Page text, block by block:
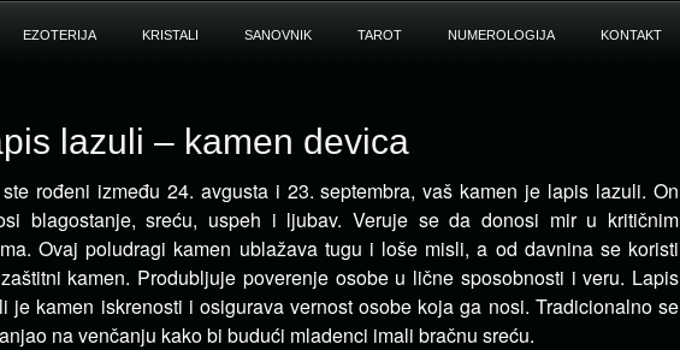
EZOTERIJA KRISTALI SANOVNIK TAROT NUMEROLOGIJA KONTAKT
lazuli – kamen devica
rođeni između 24. avgusta i 23. septembra, vaš kamen je lapis lazuli. On
blagostanje, sreću, uspeh i ljubav. Veruje se da donosi mir u kritičnim
Ovaj poludragi kamen ublažava tugu i loše misli, a od davnina se koristi
kamen. Produbljuje poverenje osobe u lične sposobnosti i veru. Lapis
je kamen iskrenosti i osigurava vernost osobe koja ga nosi. Tradicionalno se
na venčanju kako bi budući mladenci imali bračnu sreću.